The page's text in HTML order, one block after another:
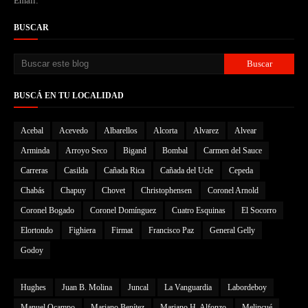
BUSCAR
BUSCÁ EN TU LOCALIDAD
Acebal Acevedo Albarellos Alcorta Alvarez Alvear
Arminda Arroyo Seco Bigand Bombal Carmen del Sauce
Carreras Casilda Cañada Rica Cañada del Ucle Cepeda
Chabás Chapuy Chovet Christophensen Coronel Arnold
Coronel Bogado Coronel Domínguez Cuatro Esquinas El Socorro
Elortondo Fighiera Firmat Francisco Paz General Gelly
Godoy
Hughes Juan B. Molina Juncal La Vanguardia Labordeboy